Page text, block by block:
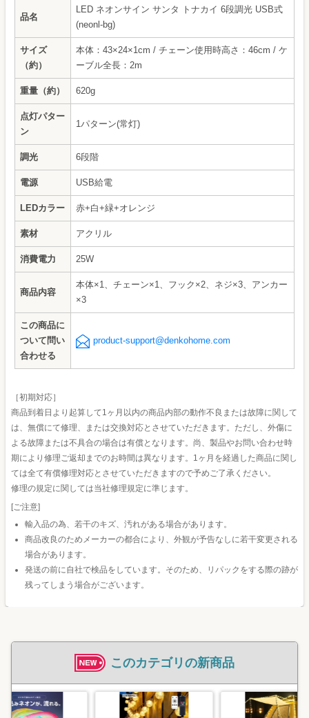
品名
LED ネオンサイン サンタ トナカイ 6段調光 USB式
(neonl-bg)
サイズ
（約）
本体：43×24×1cm / チェーン使用時高さ：46cm / ケ
ーブル全長：2m
重量（約） 620g
点灯パター
ン
1パターン(常灯)
調光 6段階
電源 USB給電
LEDカラー 赤+白+緑+オレンジ
素材 アクリル
消費電力 25W
商品内容
本体×1、チェーン×1、フック×2、ネジ×3、アンカー
×3
この商品に
ついて問い
合わせる
product-support@denkohome.com
［初期対応］
商品到着日より起算して1ヶ月以内の商品内部の動作不良または故障に関して
は、無償にて修理、または交換対応とさせていただきます。ただし、外傷に
よる故障または不具合の場合は有償となります。尚、製品やお問い合わせ時
期により修理ご返却までのお時間は異なります。1ヶ月を経過した商品に関し
ては全て有償修理対応とさせていただきますので予めご了承ください。
修理の規定に関しては当社修理規定に準じます。
[ご注意]
輸入品の為、若干のキズ、汚れがある場合があります。
商品改良のためメーカーの都合により、外観が予告なしに若干変更される
場合があります。
発送の前に自社で検品をしています。そのため、リパックをする際の跡が
残ってしまう場合がございます。
このカテゴリの新商品
イルミネーション